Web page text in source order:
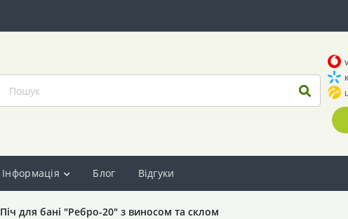
Інформація Блог Відгуки
Піч для бані "Ребро-20" з виносом та склом